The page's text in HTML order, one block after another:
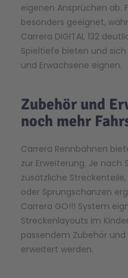
eigenen Ansprüchen ab.
besonders geeignet,
Carrera DIGITAL 132
Spieltiefe bieten und
und Erwachsene eignen.
Zubehör und
noch mehr
Carrera Rennbahnen
zur Erweiterung. Je nach
zusätzliche
oder Sprungschanzen
Carrera GO!!! System
Streckenlayouts im
passendem Zubehör
erweitert werden.